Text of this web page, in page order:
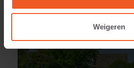
Weigeren
ANWENDUNGSBEISPIEL